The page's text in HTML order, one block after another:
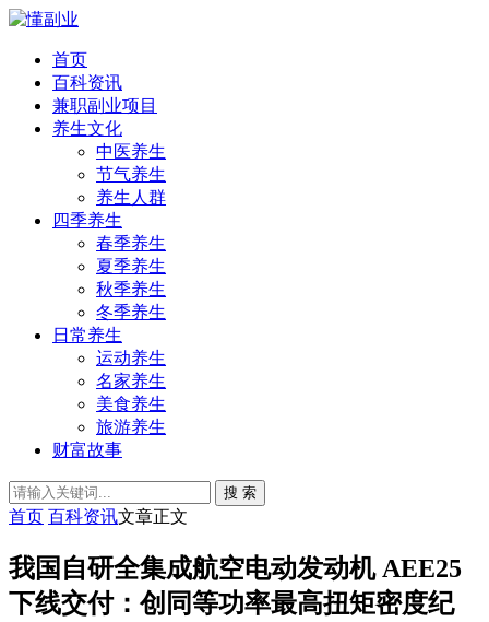
首页
百科资讯
兼职副业项目
养生文化
中医养生
节气养生
养生人群
四季养生
春季养生
夏季养生
秋季养生
冬季养生
日常养生
运动养生
名家养生
美食养生
旅游养生
财富故事
搜 索
首页 百科资讯文章正文
我国自研全集成航空电动发动机 AEE25
下线交付：创同等功率最高扭矩密度纪